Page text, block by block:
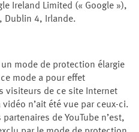
Ireland Limited (« Google »),
Dublin 4, Irlande.
mode de protection élargie
mode a pour effet
visiteurs de ce site Internet
n’ait été vue par ceux-ci.
de YouTube n’est,